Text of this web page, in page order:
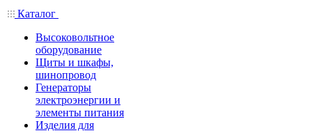
Каталог
Высоковольтное
оборудование
Щиты и шкафы,
шинопровод
Генераторы
электроэнергии и
элементы питания
Изделия для